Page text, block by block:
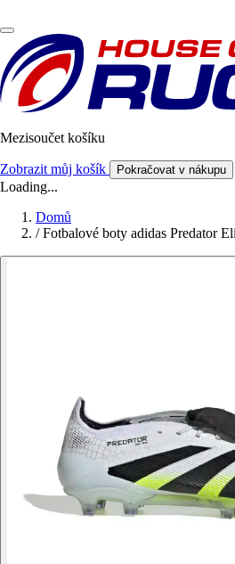
Mezisoučet košíku
Zobrazit můj košík Pokračovat v nákupu
Loading...
Domů
/ Fotbalové boty adidas Predator